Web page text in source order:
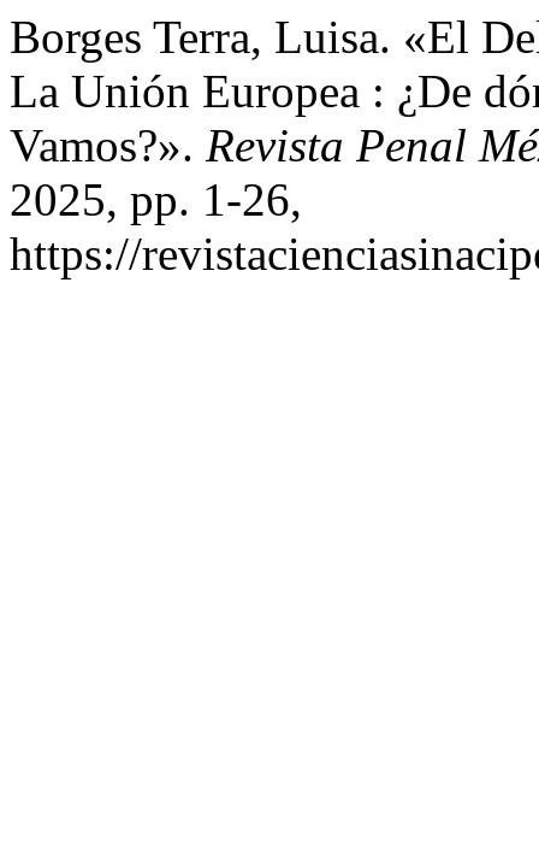
Borges Terra, Luisa. «El
La Unión Europea : ¿De
Vamos?». Revista Penal
2025, pp. 1-26,
https://